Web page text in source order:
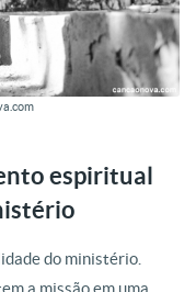
espiritual
do ministério.
a missão em uma